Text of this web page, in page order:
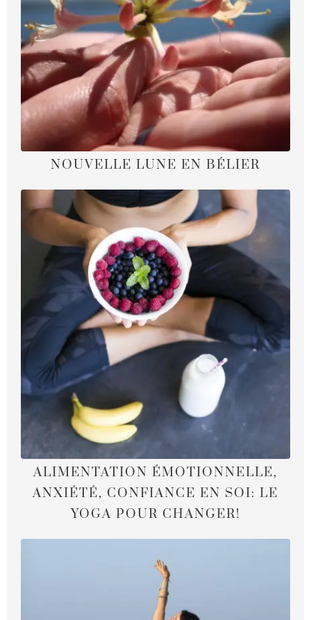
NOUVELLE LUNE EN BÉLIER
ALIMENTATION ÉMOTIONNELLE,
ANXIÉTÉ, CONFIANCE EN SOI: LE
YOGA POUR CHANGER!